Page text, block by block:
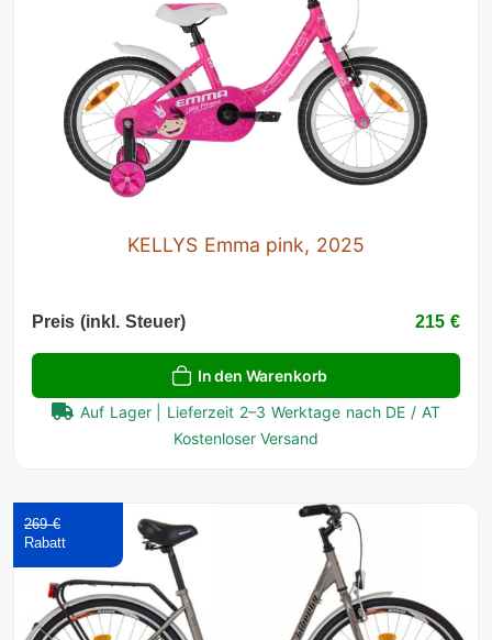
KELLYS Emma pink, 2025
Preis (inkl. Steuer) 215 €
In den Warenkorb
Auf Lager | Lieferzeit 2–3 Werktage nach DE / AT
Kostenloser Versand
269 €